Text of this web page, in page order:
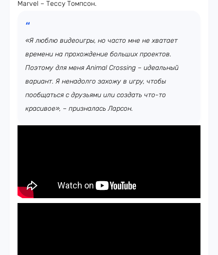
Marvel – Тессу Томпсон.
«Я люблю видеоигры, но часто мне не хватает
времени на прохождение больших проектов.
Поэтому для меня Animal Crossing – идеальный
вариант. Я ненадолго захожу в игру, чтобы
пообщаться с друзьями или создать что-то
красивое», – призналась Ларсон.